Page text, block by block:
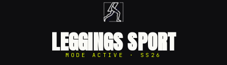
LEGGINGS SPORT
MODE ACTIVE · SS26